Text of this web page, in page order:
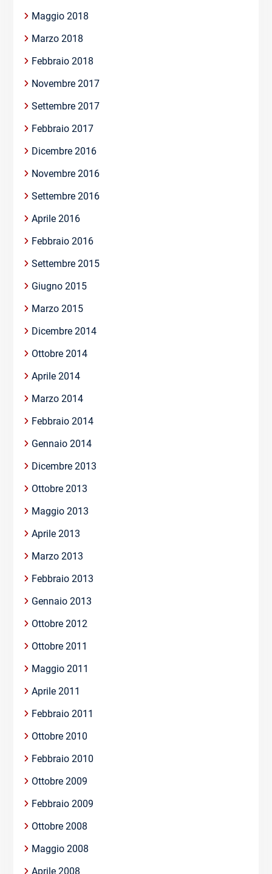
Maggio 2018
Marzo 2018
Febbraio 2018
Novembre 2017
Settembre 2017
Febbraio 2017
Dicembre 2016
Novembre 2016
Settembre 2016
Aprile 2016
Febbraio 2016
Settembre 2015
Giugno 2015
Marzo 2015
Dicembre 2014
Ottobre 2014
Aprile 2014
Marzo 2014
Febbraio 2014
Gennaio 2014
Dicembre 2013
Ottobre 2013
Maggio 2013
Aprile 2013
Marzo 2013
Febbraio 2013
Gennaio 2013
Ottobre 2012
Ottobre 2011
Maggio 2011
Aprile 2011
Febbraio 2011
Ottobre 2010
Febbraio 2010
Ottobre 2009
Febbraio 2009
Ottobre 2008
Maggio 2008
Aprile 2008